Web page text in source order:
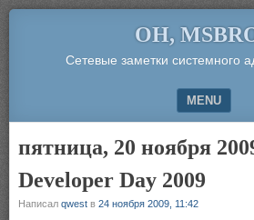
OH,
Сетевые заметки системного
MENU
пятница, 20 ноября
Developer Day 2009
Написал qwest в 24 ноября 2009, 11:42